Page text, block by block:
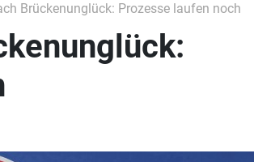
Brückenunglück: Prozesse laufen noch